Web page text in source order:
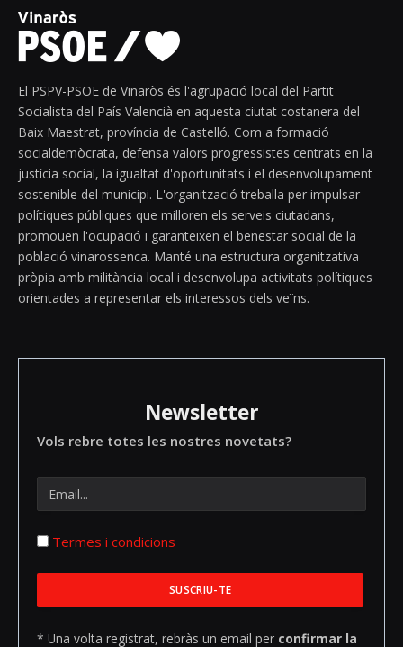
El PSPV-PSOE de Vinaròs és l'agrupació local del Partit
Socialista del País Valencià en aquesta ciutat costanera del
Baix Maestrat, província de Castelló. Com a formació
socialdemòcrata, defensa valors progressistes centrats en la
justícia social, la igualtat d'oportunitats i el desenvolupament
sostenible del municipi. L'organització treballa per impulsar
polítiques públiques que milloren els serveis ciutadans,
promouen l'ocupació i garanteixen el benestar social de la
població vinarossenca. Manté una estructura organitzativa
pròpia amb militància local i desenvolupa activitats polítiques
orientades a representar els interessos dels veïns.
Newsletter
Vols rebre totes les nostres novetats?
Termes i condicions
* Una volta registrat, rebràs un email per confirmar la